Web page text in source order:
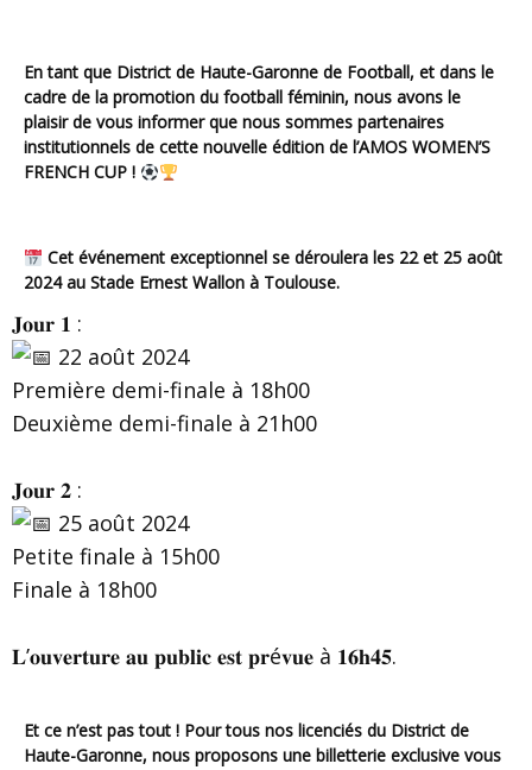
En tant que District de Haute-Garonne de Football, et dans le
cadre de la promotion du football féminin, nous avons le
plaisir de vous informer que nous sommes partenaires
institutionnels de cette nouvelle édition de l’AMOS WOMEN’S
FRENCH CUP !
Cet événement exceptionnel se déroulera les 22 et 25 août
2024 au Stade Ernest Wallon à Toulouse.
𝐉𝐨𝐮𝐫 𝟏 :
22 août 2024
Première demi-finale à 18h00
Deuxième demi-finale à 21h00
𝐉𝐨𝐮𝐫 𝟐 :
25 août 2024
Petite finale à 15h00
Finale à 18h00
𝐋’𝐨𝐮𝐯𝐞𝐫𝐭𝐮𝐫𝐞 𝐚𝐮 𝐩𝐮𝐛𝐥𝐢𝐜 𝐞𝐬𝐭 𝐩𝐫é𝐯𝐮𝐞 à 𝟏𝟔𝐡𝟒𝟓.
Et ce n’est pas tout ! Pour tous nos licenciés du District de
Haute-Garonne, nous proposons une billetterie exclusive vous